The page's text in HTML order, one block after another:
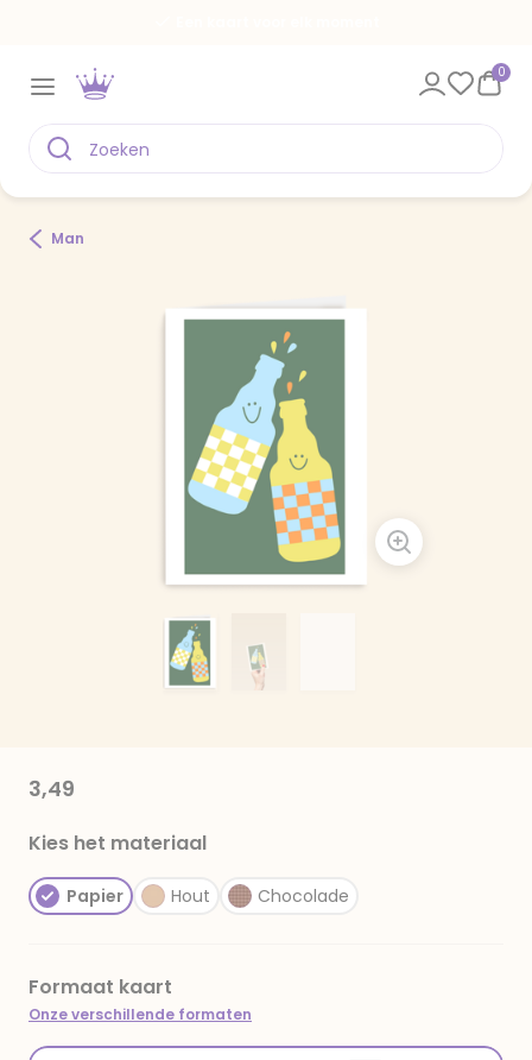
0
Man
3,49
Kies het materiaal
Papier Hout Chocolade
Formaat kaart
Onze verschillende formaten